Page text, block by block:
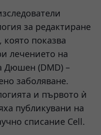
за редактиране
която показва
лечението на
Дюшен (DMD) –
заболяване.
и първото ѝ
публикувани на
списание Cell.